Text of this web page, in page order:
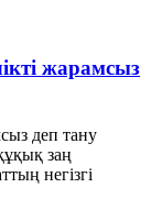
жарамсыз
деп тану
заң
негізгі